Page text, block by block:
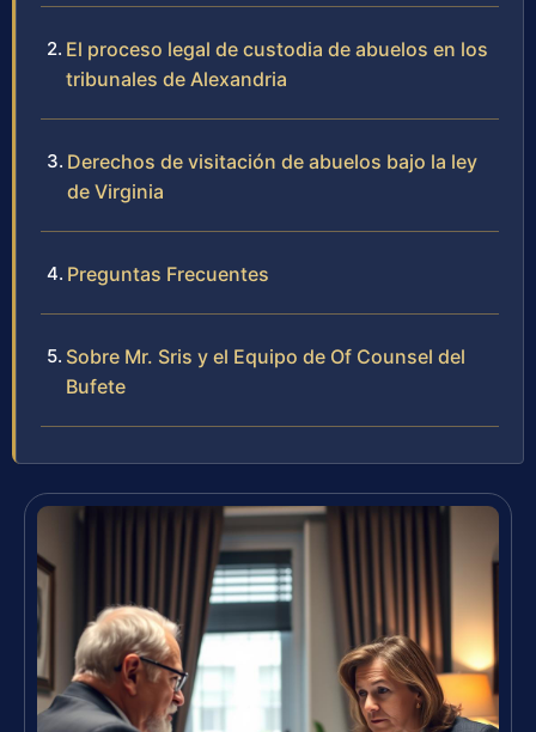
El proceso legal de custodia de abuelos en los
tribunales de Alexandria
Derechos de visitación de abuelos bajo la ley
de Virginia
Preguntas Frecuentes
Sobre Mr. Sris y el Equipo de Of Counsel del
Bufete